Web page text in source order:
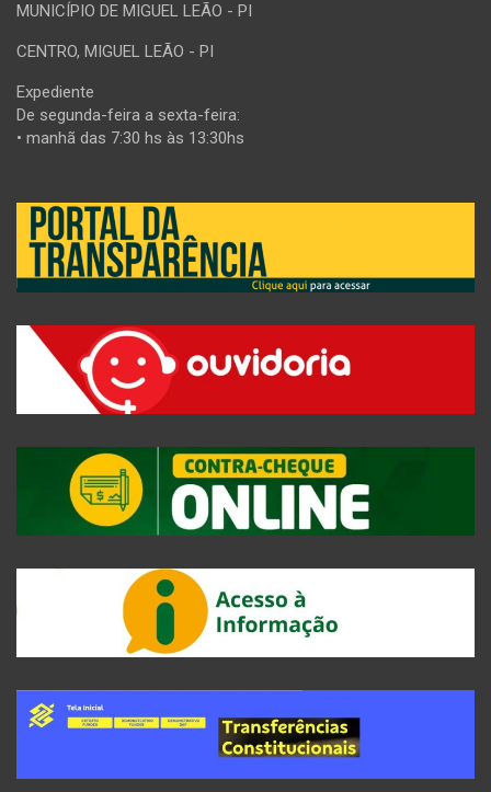
MUNICÍPIO DE MIGUEL LEÃO - PI
CENTRO, MIGUEL LEÃO - PI
Expediente
De segunda-feira a sexta-feira:
• manhã das 7:30 hs às 13:30hs